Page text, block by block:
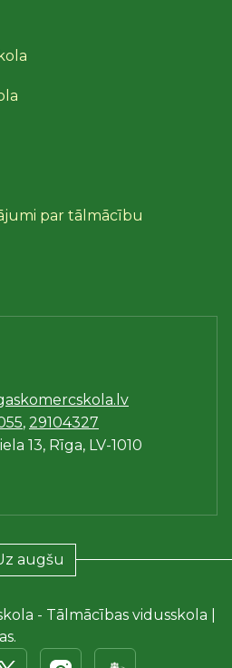
par tālmācību
, 29104327
13, Rīga, LV-1010
augšu
- Tālmācības vidusskola |